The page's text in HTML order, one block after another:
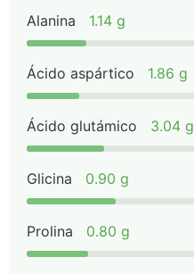
Alanina 1.14 g
Ácido aspártico 1.86 g
Ácido glutámico 3.04 g
Glicina 0.90 g
Prolina 0.80 g